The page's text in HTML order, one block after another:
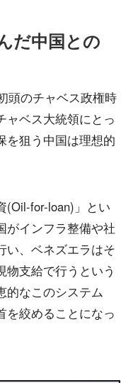
だ中国との
頭のチャベス政権時
ャベス大統領にとっ
を狙う中国は理想的
(Oil-for-loan)」とい
がインフラ整備や社
い、ベネズエラはそ
支給で行うという
的なこのシステム
を絞めることになっ